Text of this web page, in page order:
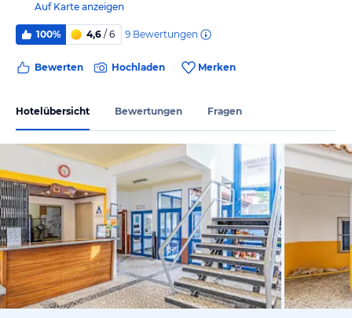
Auf Karte anzeigen
100% 4,6 / 6 9 Bewertungen
Bewerten Hochladen Merken
Hotelübersicht Bewertungen Fragen
von